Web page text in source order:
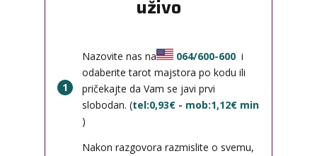
uživo
1
Nazovite nas na 064/600-600 i
odaberite tarot majstora po kodu ili
pričekajte da Vam se javi prvi
slobodan. (tel:0,93€ - mob:1,12€ min
)
Nakon razgovora razmislite o svemu,